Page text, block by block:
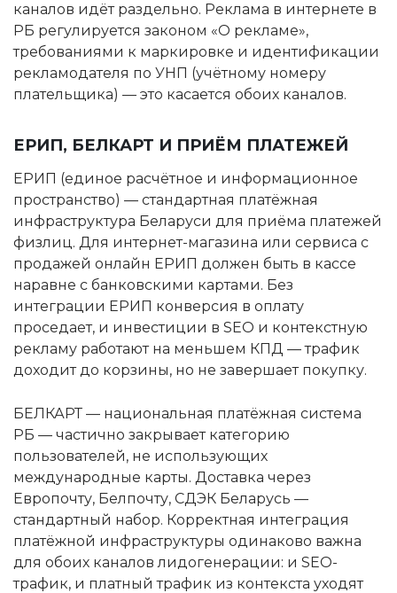
каналов идёт раздельно. Реклама в интернете в
РБ регулируется законом «О рекламе»,
требованиями к маркировке и идентификации
рекламодателя по УНП (учётному номеру
плательщика) — это касается обоих каналов.
ЕРИП, БЕЛКАРТ И ПРИЁМ ПЛАТЕЖЕЙ
ЕРИП (единое расчётное и информационное
пространство) — стандартная платёжная
инфраструктура Беларуси для приёма платежей
физлиц. Для интернет-магазина или сервиса с
продажей онлайн ЕРИП должен быть в кассе
наравне с банковскими картами. Без
интеграции ЕРИП конверсия в оплату
проседает, и инвестиции в SEO и контекстную
рекламу работают на меньшем КПД — трафик
доходит до корзины, но не завершает покупку.
БЕЛКАРТ — национальная платёжная система
РБ — частично закрывает категорию
пользователей, не использующих
международные карты. Доставка через
Европочту, Белпочту, СДЭК Беларусь —
стандартный набор. Корректная интеграция
платёжной инфраструктуры одинаково важна
для обоих каналов лидогенерации: и SEO-
трафик, и платный трафик из контекста уходят